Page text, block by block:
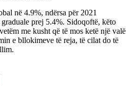
në 4.9%, ndërsa për 2021
prej 5.4%. Sidoqoftë, këto
me kusht që të mos ketë një valë
e bllokimeve të reja, të cilat do të